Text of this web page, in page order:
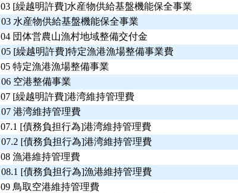
03 [繰越明許費]水産物供給基盤機能保全事業
03 水産物供給基盤機能保全事業
04 団体営農山漁村地域整備交付金
05 [繰越明許費]特定漁港漁場整備事業費
05 特定漁港漁場整備事業
06 空港整備事業
07 [繰越明許費]港湾維持管理費
07 港湾維持管理費
07.1 [債務負担行為]港湾維持管理費
07.2 [債務負担行為]港湾維持管理費
08 漁港維持管理費
08.1 [債務負担行為]漁港維持管理費
09 鳥取空港維持管理費